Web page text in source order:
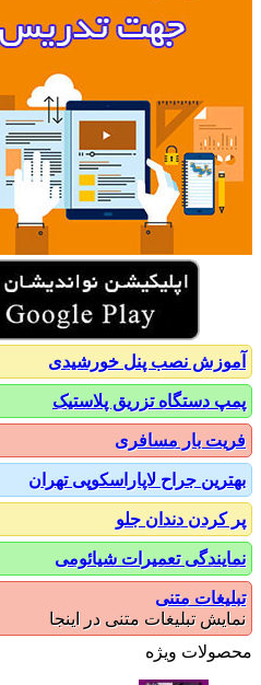
آموزش نصب پنل خورشیدی
پمپ دستگاه تزریق پلاستیک
فریت بار مسافری
بهترین جراح لاپاراسکوپی تهران
پر کردن دندان جلو
نمایندگی تعمیرات شیائومی
تبلیغات متنی
نمایش تبلیغات متنی در اینجا
محصولات ویژه